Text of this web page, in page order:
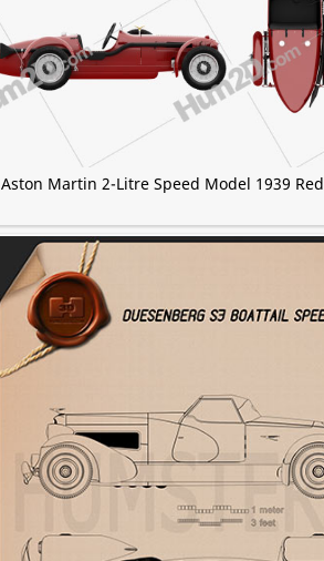
Aston Martin 2-Litre Speed Model 1939 Red